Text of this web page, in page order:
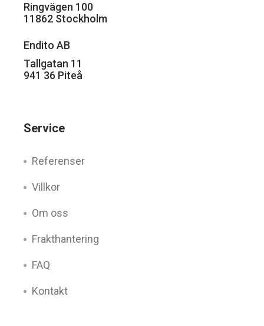
Ringvägen 100
11862 Stockholm
Endito AB
Tallgatan 11
941 36 Piteå
Service
Referenser
Villkor
Om oss
Frakthantering
FAQ
Kontakt